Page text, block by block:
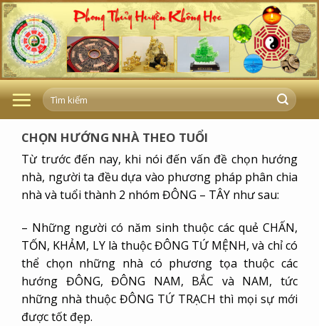
Skip
to
content
CHỌN HƯỚNG NHÀ THEO TUỔI
Từ trước đến nay, khi nói đến vấn đề chọn hướng
nhà, người ta đều dựa vào phương pháp phân chia
nhà và tuổi thành 2 nhóm ĐÔNG – TÂY như sau:
– Những người có năm sinh thuộc các quẻ CHẤN,
TỐN, KHẢM, LY là thuộc ĐÔNG TỨ MỆNH, và chỉ có
thể chọn những nhà có phương tọa thuộc các
hướng ĐÔNG, ĐÔNG NAM, BẮC và NAM, tức
những nhà thuộc ĐÔNG TỨ TRẠCH thì mọi sự mới
được tốt đẹp.